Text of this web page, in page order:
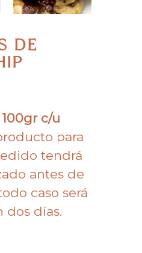
DE
c/u
para
tendrá
antes de
caso será
dos días.